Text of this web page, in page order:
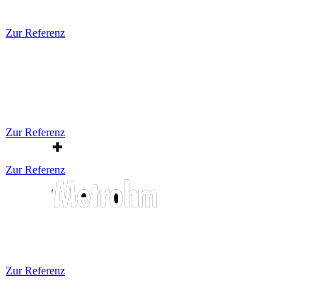
Zur Referenz
Zur Referenz
Zur Referenz
Zur Referenz